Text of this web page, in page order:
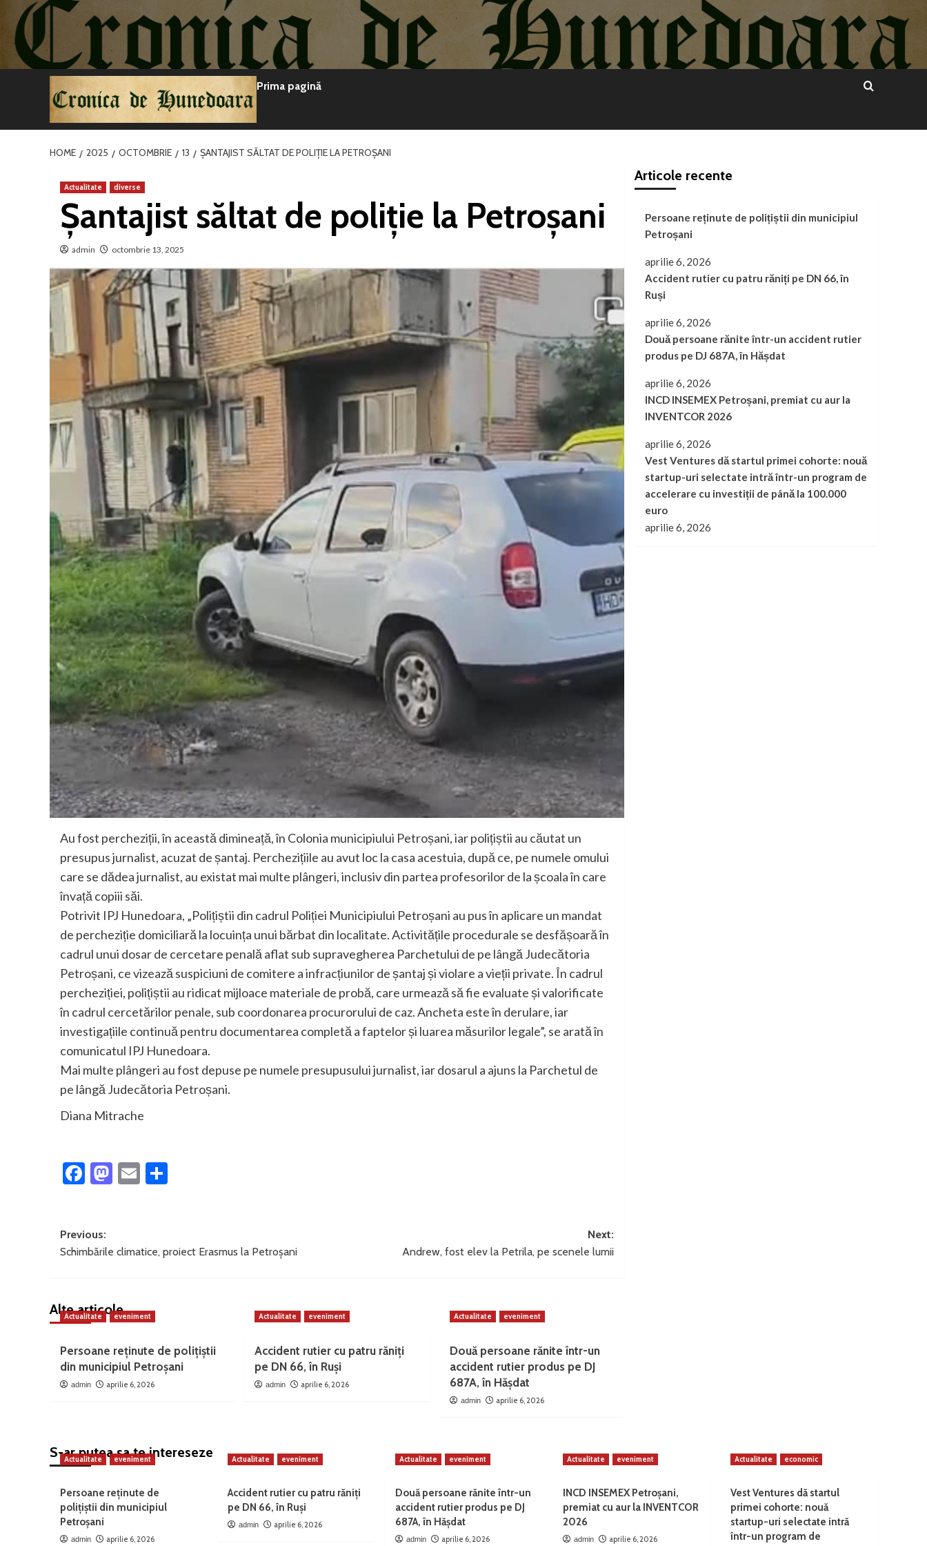
conținut
Prima pagină
HOME 2025 OCTOMBRIE 13 ȘANTAJIST SĂLTAT DE POLIȚIE LA PETROȘANI
Actualitate diverse
Șantajist săltat de poliție la Petroșani
admin octombrie 13, 2025
Au fost percheziții, în această dimineață, în Colonia municipiului Petroșani, iar polițiștii au căutat un
presupus jurnalist, acuzat de șantaj. Perchezițiile au avut loc la casa acestuia, după ce, pe numele omului
care se dădea jurnalist, au existat mai multe plângeri, inclusiv din partea profesorilor de la școala în care
învață copiii săi.
Potrivit IPJ Hunedoara, „Polițiștii din cadrul Poliției Municipiului Petroșani au pus în aplicare un mandat
de percheziție domiciliară la locuința unui bărbat din localitate. Activitățile procedurale se desfășoară în
cadrul unui dosar de cercetare penală aflat sub supravegherea Parchetului de pe lângă Judecătoria
Petroșani, ce vizează suspiciuni de comitere a infracțiunilor de șantaj și violare a vieții private. În cadrul
percheziției, polițiștii au ridicat mijloace materiale de probă, care urmează să fie evaluate și valorificate
în cadrul cercetărilor penale, sub coordonarea procurorului de caz. Ancheta este în derulare, iar
investigațiile continuă pentru documentarea completă a faptelor și luarea măsurilor legale”, se arată în
comunicatul IPJ Hunedoara.
Mai multe plângeri au fost depuse pe numele presupusului jurnalist, iar dosarul a ajuns la Parchetul de
pe lângă Judecătoria Petroșani.
Diana Mitrache
Facebook
Mastodon
Email
Post
navigation
Previous:
Schimbările climatice, proiect Erasmus la Petroșani
Next:
Andrew, fost elev la Petrila, pe scenele lumii
Alte articole
Actualitate eveniment
Persoane reținute de polițiștii
din municipiul Petroșani
admin aprilie 6, 2026
Actualitate eveniment
Accident rutier cu patru răniți
pe DN 66, în Ruși
admin aprilie 6, 2026
Actualitate eveniment
Două persoane rănite într-un
accident rutier produs pe DJ
687A, în Hășdat
admin aprilie 6, 2026
Articole recente
Persoane reținute de polițiștii din municipiul
Petroșani
aprilie 6, 2026
Accident rutier cu patru răniți pe DN 66, în
Ruși
aprilie 6, 2026
Două persoane rănite într-un accident rutier
produs pe DJ 687A, în Hășdat
aprilie 6, 2026
INCD INSEMEX Petroșani, premiat cu aur la
INVENTCOR 2026
aprilie 6, 2026
Vest Ventures dă startul primei cohorte: nouă
startup-uri selectate intră într-un program de
accelerare cu investiții de până la 100.000
euro
aprilie 6, 2026
S-ar putea sa te intereseze
Actualitate eveniment
Persoane reținute de
polițiștii din municipiul
Petroșani
admin aprilie 6, 2026
Actualitate eveniment
Accident rutier cu patru răniți
pe DN 66, în Ruși
admin aprilie 6, 2026
Actualitate eveniment
Două persoane rănite într-un
accident rutier produs pe DJ
687A, în Hășdat
admin aprilie 6, 2026
Actualitate eveniment
INCD INSEMEX Petroșani,
premiat cu aur la INVENTCOR
2026
admin aprilie 6, 2026
Actualitate economic
Vest Ventures dă startul
primei cohorte: nouă
startup-uri selectate intră
într-un program de